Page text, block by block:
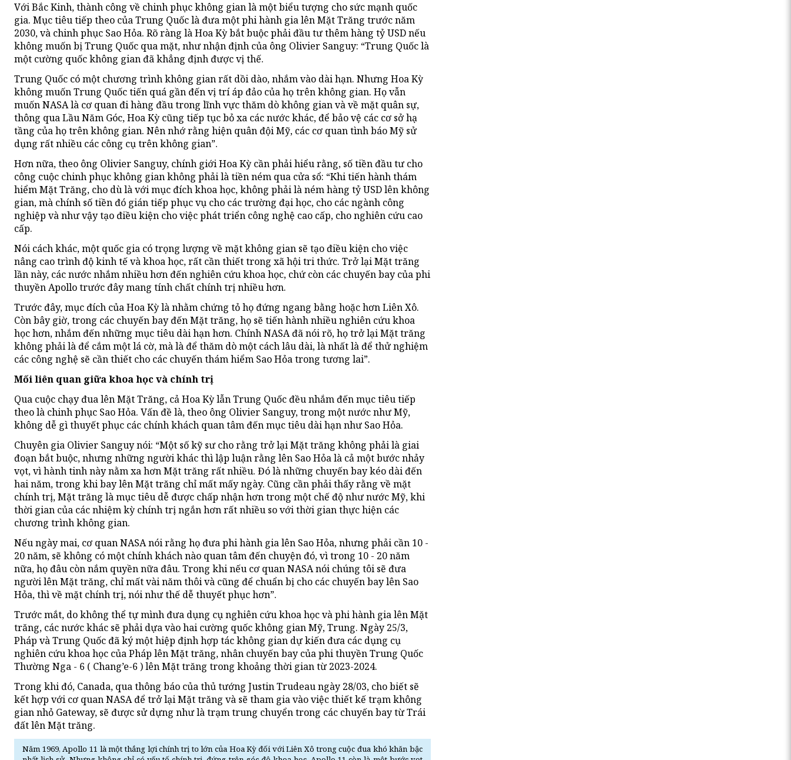
Với Bắc Kinh, thành công về chinh phục không gian là một biểu tượng cho sức mạnh quốc
gia. Mục tiêu tiếp theo của Trung Quốc là đưa một phi hành gia lên Mặt Trăng trước năm
2030, và chinh phục Sao Hỏa. Rõ ràng là Hoa Kỳ bắt buộc phải đầu tư thêm hàng tỷ USD nếu
không muốn bị Trung Quốc qua mặt, như nhận định của ông Olivier Sanguy: “Trung Quốc là
một cường quốc không gian đã khẳng định được vị thế.
Trung Quốc có một chương trình không gian rất dồi dào, nhắm vào dài hạn. Nhưng Hoa Kỳ
không muốn Trung Quốc tiến quá gần đến vị trí áp đảo của họ trên không gian. Họ vẫn
muốn NASA là cơ quan đi hàng đầu trong lĩnh vực thăm dò không gian và về mặt quân sự,
thông qua Lầu Năm Góc, Hoa Kỳ cũng tiếp tục bỏ xa các nước khác, để bảo vệ các cơ sở hạ
tầng của họ trên không gian. Nên nhớ rằng hiện quân đội Mỹ, các cơ quan tình báo Mỹ sử
dụng rất nhiều các công cụ trên không gian”.
Hơn nữa, theo ông Olivier Sanguy, chính giới Hoa Kỳ cần phải hiểu rằng, số tiền đầu tư cho
công cuộc chinh phục không gian không phải là tiền ném qua cửa sổ: “Khi tiến hành thám
hiểm Mặt Trăng, cho dù là với mục đích khoa học, không phải là ném hàng tỷ USD lên không
gian, mà chính số tiền đó gián tiếp phục vụ cho các trường đại học, cho các ngành công
nghiệp và như vậy tạo điều kiện cho việc phát triển công nghệ cao cấp, cho nghiên cứu cao
cấp.
Nói cách khác, một quốc gia có trọng lượng về mặt không gian sẽ tạo điều kiện cho việc
nâng cao trình độ kinh tế và khoa học, rất cần thiết trong xã hội tri thức. Trở lại Mặt trăng
lần này, các nước nhắm nhiều hơn đến nghiên cứu khoa học, chứ còn các chuyến bay của phi
thuyền Apollo trước đây mang tính chất chính trị nhiều hơn.
Trước đây, mục đích của Hoa Kỳ là nhằm chứng tỏ họ đứng ngang bằng hoặc hơn Liên Xô.
Còn bây giờ, trong các chuyến bay đến Mặt trăng, họ sẽ tiến hành nhiều nghiên cứu khoa
học hơn, nhắm đến những mục tiêu dài hạn hơn. Chính NASA đã nói rõ, họ trở lại Mặt trăng
không phải là để cắm một lá cờ, mà là để thăm dò một cách lâu dài, là nhất là để thử nghiệm
các công nghệ sẽ cần thiết cho các chuyến thám hiểm Sao Hỏa trong tương lai”.
Mối liên quan giữa khoa học và chính trị
Qua cuộc chạy đua lên Mặt Trăng, cả Hoa Kỳ lẫn Trung Quốc đều nhắm đến mục tiêu tiếp
theo là chinh phục Sao Hỏa. Vấn đề là, theo ông Olivier Sanguy, trong một nước như Mỹ,
không dễ gì thuyết phục các chính khách quan tâm đến mục tiêu dài hạn như Sao Hỏa.
Chuyên gia Olivier Sanguy nói: “Một số kỹ sư cho rằng trở lại Mặt trăng không phải là giai
đoạn bắt buộc, nhưng những người khác thì lập luận rằng lên Sao Hỏa là cả một bước nhảy
vọt, vì hành tinh này nằm xa hơn Mặt trăng rất nhiều. Đó là những chuyến bay kéo dài đến
hai năm, trong khi bay lên Mặt trăng chỉ mất mấy ngày. Cũng cần phải thấy rằng về mặt
chính trị, Mặt trăng là mục tiêu dễ được chấp nhận hơn trong một chế độ như nước Mỹ, khi
thời gian của các nhiệm kỳ chính trị ngắn hơn rất nhiều so với thời gian thực hiện các
chương trình không gian.
Nếu ngày mai, cơ quan NASA nói rằng họ đưa phi hành gia lên Sao Hỏa, nhưng phải cần 10 -
20 năm, sẽ không có một chính khách nào quan tâm đến chuyện đó, vì trong 10 - 20 năm
nữa, họ đâu còn nắm quyền nữa đâu. Trong khi nếu cơ quan NASA nói chúng tôi sẽ đưa
người lên Mặt trăng, chỉ mất vài năm thôi và cũng để chuẩn bị cho các chuyến bay lên Sao
Hỏa, thì về mặt chính trị, nói như thế dễ thuyết phục hơn”.
Trước mắt, do không thể tự mình đưa dụng cụ nghiên cứu khoa học và phi hành gia lên Mặt
trăng, các nước khác sẽ phải dựa vào hai cường quốc không gian Mỹ, Trung. Ngày 25/3,
Pháp và Trung Quốc đã ký một hiệp định hợp tác không gian dự kiến đưa các dụng cụ
nghiên cứu khoa học của Pháp lên Mặt trăng, nhân chuyến bay của phi thuyền Trung Quốc
Thường Nga - 6 ( Chang’e-6 ) lên Mặt trăng trong khoảng thời gian từ 2023-2024.
Trong khi đó, Canada, qua thông báo của thủ tướng Justin Trudeau ngày 28/03, cho biết sẽ
kết hợp với cơ quan NASA để trở lại Mặt trăng và sẽ tham gia vào việc thiết kế trạm không
gian nhỏ Gateway, sẽ được sử dựng như là trạm trung chuyển trong các chuyến bay từ Trái
đất lên Mặt trăng.
Năm 1969, Apollo 11 là một thắng lợi chính trị to lớn của Hoa Kỳ đối với Liên Xô trong cuộc đua khó khăn bậc